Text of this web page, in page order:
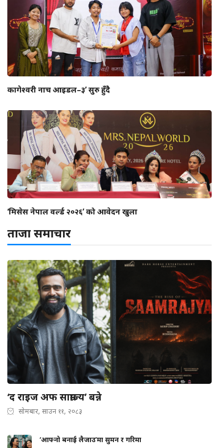
कागेश्वरी नाच आइडल–३’ सुरु हुँदै
‘मिसेस नेपाल वर्ल्ड २०२६’ को आवेदन खुला
ताजा समाचार
‘द राइज अफ साम्राज्य’ बन्ने
सोमबार, साउन ११, २०८३
‘आफ्नो बनाई लैजाउ’मा सुमन र गरिमा